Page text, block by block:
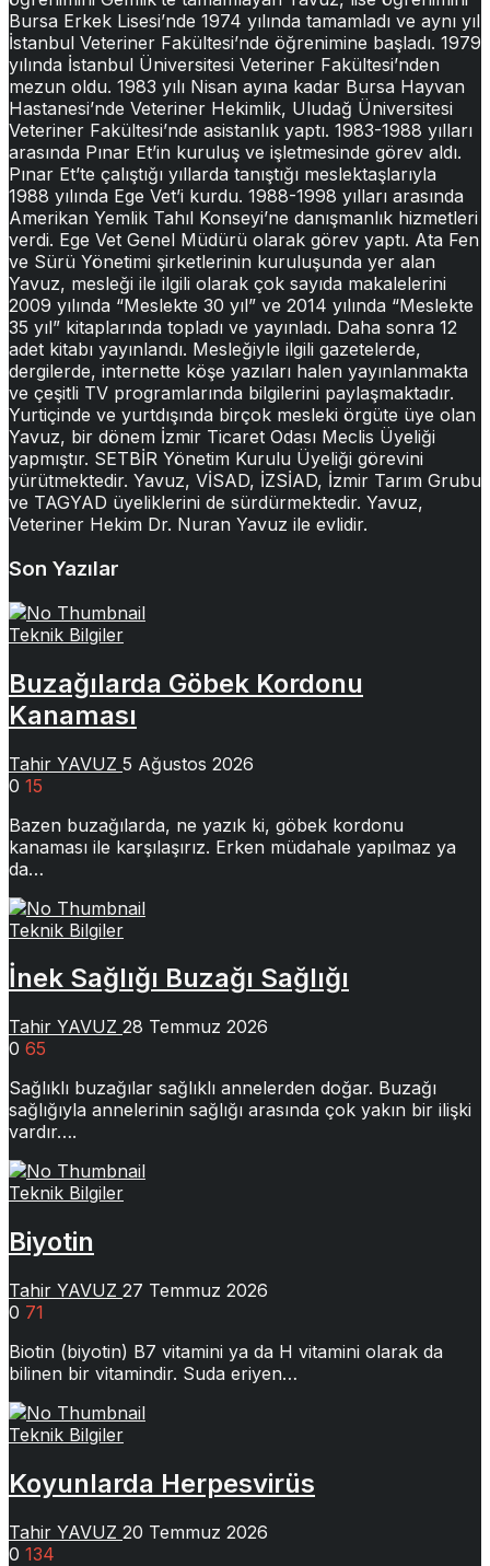
Bursa Erkek Lisesi’nde 1974 yılında tamamladı ve aynı yıl
İstanbul Veteriner Fakültesi’nde öğrenimine başladı. 1979
yılında İstanbul Üniversitesi Veteriner Fakültesi’nden
mezun oldu. 1983 yılı Nisan ayına kadar Bursa Hayvan
Hastanesi’nde Veteriner Hekimlik, Uludağ Üniversitesi
Veteriner Fakültesi’nde asistanlık yaptı. 1983-1988 yılları
arasında Pınar Et’in kuruluş ve işletmesinde görev aldı.
Pınar Et’te çalıştığı yıllarda tanıştığı meslektaşlarıyla
1988 yılında Ege Vet’i kurdu. 1988-1998 yılları arasında
Amerikan Yemlik Tahıl Konseyi’ne danışmanlık hizmetleri
verdi. Ege Vet Genel Müdürü olarak görev yaptı. Ata Fen
ve Sürü Yönetimi şirketlerinin kuruluşunda yer alan
Yavuz, mesleği ile ilgili olarak çok sayıda makalelerini
2009 yılında “Meslekte 30 yıl” ve 2014 yılında “Meslekte
35 yıl” kitaplarında topladı ve yayınladı. Daha sonra 12
adet kitabı yayınlandı. Mesleğiyle ilgili gazetelerde,
dergilerde, internette köşe yazıları halen yayınlanmakta
ve çeşitli TV programlarında bilgilerini paylaşmaktadır.
Yurtiçinde ve yurtdışında birçok mesleki örgüte üye olan
Yavuz, bir dönem İzmir Ticaret Odası Meclis Üyeliği
yapmıştır. SETBİR Yönetim Kurulu Üyeliği görevini
yürütmektedir. Yavuz, VİSAD, İZSİAD, İzmir Tarım Grubu
ve TAGYAD üyeliklerini de sürdürmektedir. Yavuz,
Veteriner Hekim Dr. Nuran Yavuz ile evlidir.
Son Yazılar
Teknik Bilgiler
Buzağılarda Göbek Kordonu
Kanaması
Tahir YAVUZ 5 Ağustos 2026
0 15
Bazen buzağılarda, ne yazık ki, göbek kordonu
kanaması ile karşılaşırız. Erken müdahale yapılmaz ya
da…
Teknik Bilgiler
İnek Sağlığı Buzağı Sağlığı
Tahir YAVUZ 28 Temmuz 2026
0 65
Sağlıklı buzağılar sağlıklı annelerden doğar. Buzağı
sağlığıyla annelerinin sağlığı arasında çok yakın bir ilişki
vardır….
Teknik Bilgiler
Biyotin
Tahir YAVUZ 27 Temmuz 2026
0 71
Biotin (biyotin) B7 vitamini ya da H vitamini olarak da
bilinen bir vitamindir. Suda eriyen…
Teknik Bilgiler
Koyunlarda Herpesvirüs
Tahir YAVUZ 20 Temmuz 2026
0 134